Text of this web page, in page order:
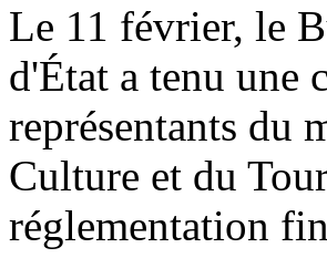
Le 11 février, le
d'État a tenu une
représentants du
Culture et du
réglementation